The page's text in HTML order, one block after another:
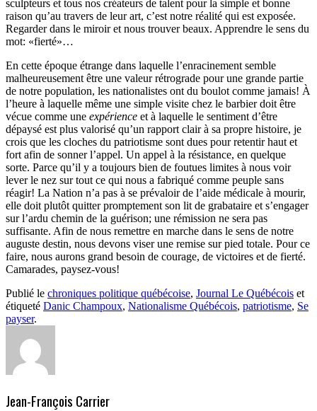
sculpteurs et tous nos créateurs de talent pour la simple et bonne
raison qu’au travers de leur art, c’est notre réalité qui est exposée.
Regarder dans le miroir et nous trouver beaux. Apprendre le sens du
mot: «fierté»…
En cette époque étrange dans laquelle l’enracinement semble
malheureusement être une valeur rétrograde pour une grande partie
de notre population, les nationalistes ont du boulot comme jamais! À
l’heure à laquelle même une simple visite chez le barbier doit être
vécue comme une expérience et à laquelle le sentiment d’être
dépaysé est plus valorisé qu’un rapport clair à sa propre histoire, je
crois que les cloches du patriotisme sont dues pour retentir haut et
fort afin de sonner l’appel. Un appel à la résistance, en quelque
sorte. Parce qu’il y a toujours bien de foutues limites à nous voir
lever le nez sur tout ce qui nous a fabriqué comme peuple sans
réagir! La Nation n’a pas à se prévaloir de l’aide médicale à mourir,
elle doit plutôt quitter promptement son lit de grabataire et s’engager
sur l’ardu chemin de la guérison; une rémission ne sera pas
suffisante. Afin de nous remettre en marche dans le sens de notre
auguste destin, nous devons viser une remise sur pied totale. Pour ce
faire, nous aurons grand besoin de courage, de victoires et de fierté.
Camarades, paysez-vous!
Publié le chroniques politique québécoise, Journal Le Québécois et
étiqueté Danic Champoux, Nationalisme Québécois, patriotisme, Se
payser.
Jean-François Carrier